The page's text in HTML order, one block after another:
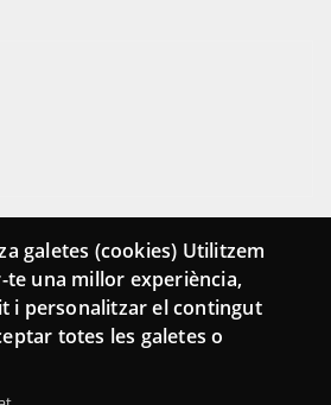
galetes (cookies) Utilitzem
una millor experiència,
i personalitzar el contingut
totes les galetes o